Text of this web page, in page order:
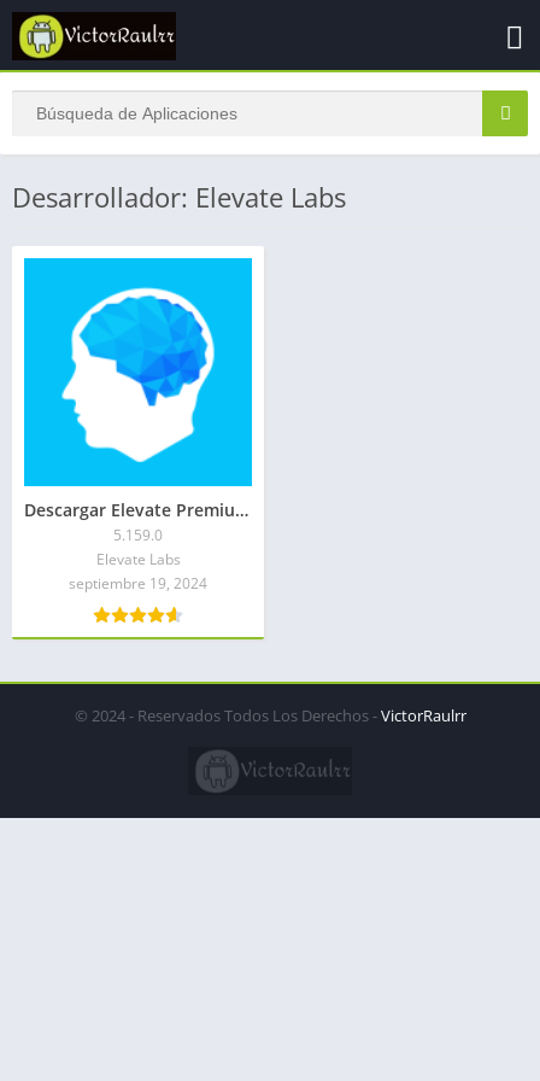
Desarrollador: Elevate Labs
Descargar Elevate Premium APK 2026: Desbloqueado
5.159.0
Elevate Labs
septiembre 19, 2024
© 2024 - Reservados Todos Los Derechos -VictorRaulrr